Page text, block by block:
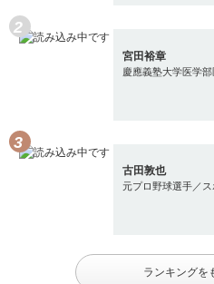
宮田裕章
慶應義塾大学医学
古田敦也
元プロ野球選手／
ランキングを